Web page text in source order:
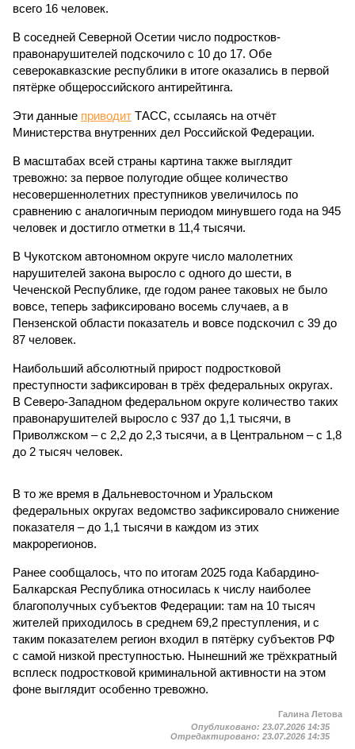
всего 16 человек.
В соседней Северной Осетии число подростков-
правонарушителей подскочило с 10 до 17. Обе
северокавказские республики в итоге оказались в первой
пятёрке общероссийского антирейтинга.
Эти данные приводит ТАСС, ссылаясь на отчёт
Министерства внутренних дел Российской Федерации.
В масштабах всей страны картина также выглядит
тревожно: за первое полугодие общее количество
несовершеннолетних преступников увеличилось по
сравнению с аналогичным периодом минувшего года на 945
человек и достигло отметки в 11,4 тысячи.
В Чукотском автономном округе число малолетних
нарушителей закона выросло с одного до шести, в
Чеченской Республике, где годом ранее таковых не было
вовсе, теперь зафиксировано восемь случаев, а в
Пензенской области показатель и вовсе подскочил с 39 до
87 человек.
Наибольший абсолютный прирост подростковой
преступности зафиксирован в трёх федеральных округах.
В Северо-Западном федеральном округе количество таких
правонарушителей выросло с 937 до 1,1 тысячи, в
Приволжском – с 2,2 до 2,3 тысячи, а в Центральном – с 1,8
до 2 тысяч человек.
В то же время в Дальневосточном и Уральском
федеральных округах ведомство зафиксировало снижение
показателя – до 1,1 тысячи в каждом из этих
макрорегионов.
Ранее сообщалось, что по итогам 2025 года Кабардино-
Балкарская Республика относилась к числу наиболее
благополучных субъектов Федерации: там на 10 тысяч
жителей приходилось в среднем 69,2 преступления, и с
таким показателем регион входил в пятёрку субъектов РФ
с самой низкой преступностью. Нынешний же трёхкратный
всплеск подростковой криминальной активности на этом
фоне выглядит особенно тревожно.
Галина Летова
Опубликовано: 23.07.2026 14:35
Отредактировано: 23.07.2026 14:35